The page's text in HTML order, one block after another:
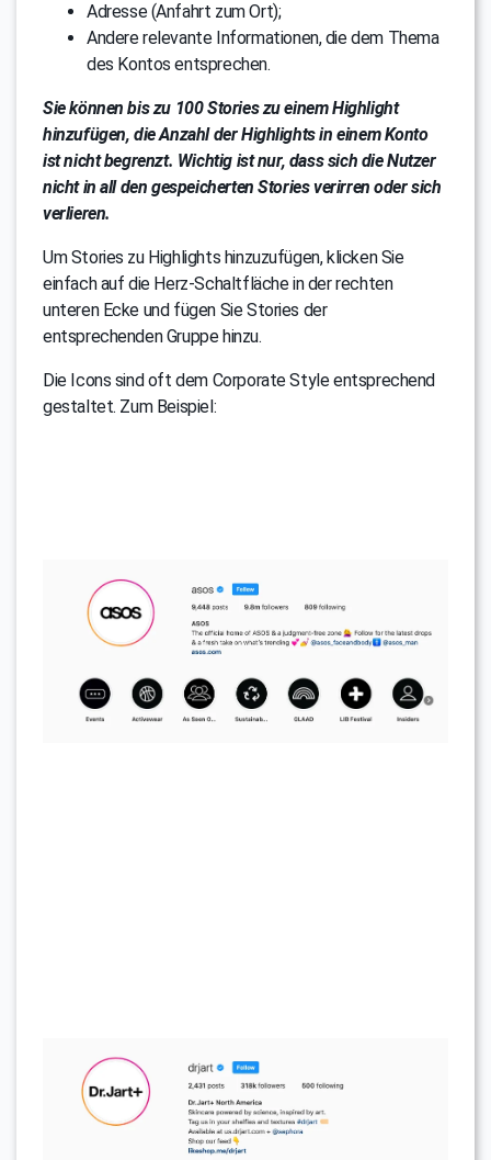
Adresse (Anfahrt zum Ort);
Andere relevante Informationen, die dem Thema
des Kontos entsprechen.
Sie können bis zu 100 Stories zu einem Highlight
hinzufügen, die Anzahl der Highlights in einem Konto
ist nicht begrenzt. Wichtig ist nur, dass sich die Nutzer
nicht in all den gespeicherten Stories verirren oder sich
verlieren.
Um Stories zu Highlights hinzuzufügen, klicken Sie
einfach auf die Herz-Schaltfläche in der rechten
unteren Ecke und fügen Sie Stories der
entsprechenden Gruppe hinzu.
Die Icons sind oft dem Corporate Style entsprechend
gestaltet. Zum Beispiel: